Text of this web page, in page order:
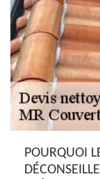
POURQUOI